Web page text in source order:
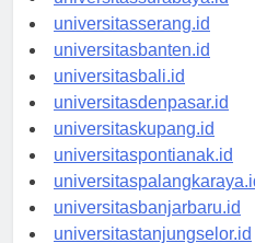
universitassurabaya.id
universitasserang.id
universitasbanten.id
universitasbali.id
universitasdenpasar.id
universitaskupang.id
universitaspontianak.id
universitaspalangkaraya.id
universitasbanjarbaru.id